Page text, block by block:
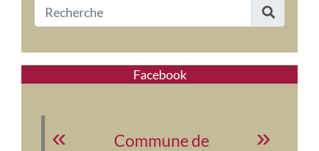
Facebook
Commune de